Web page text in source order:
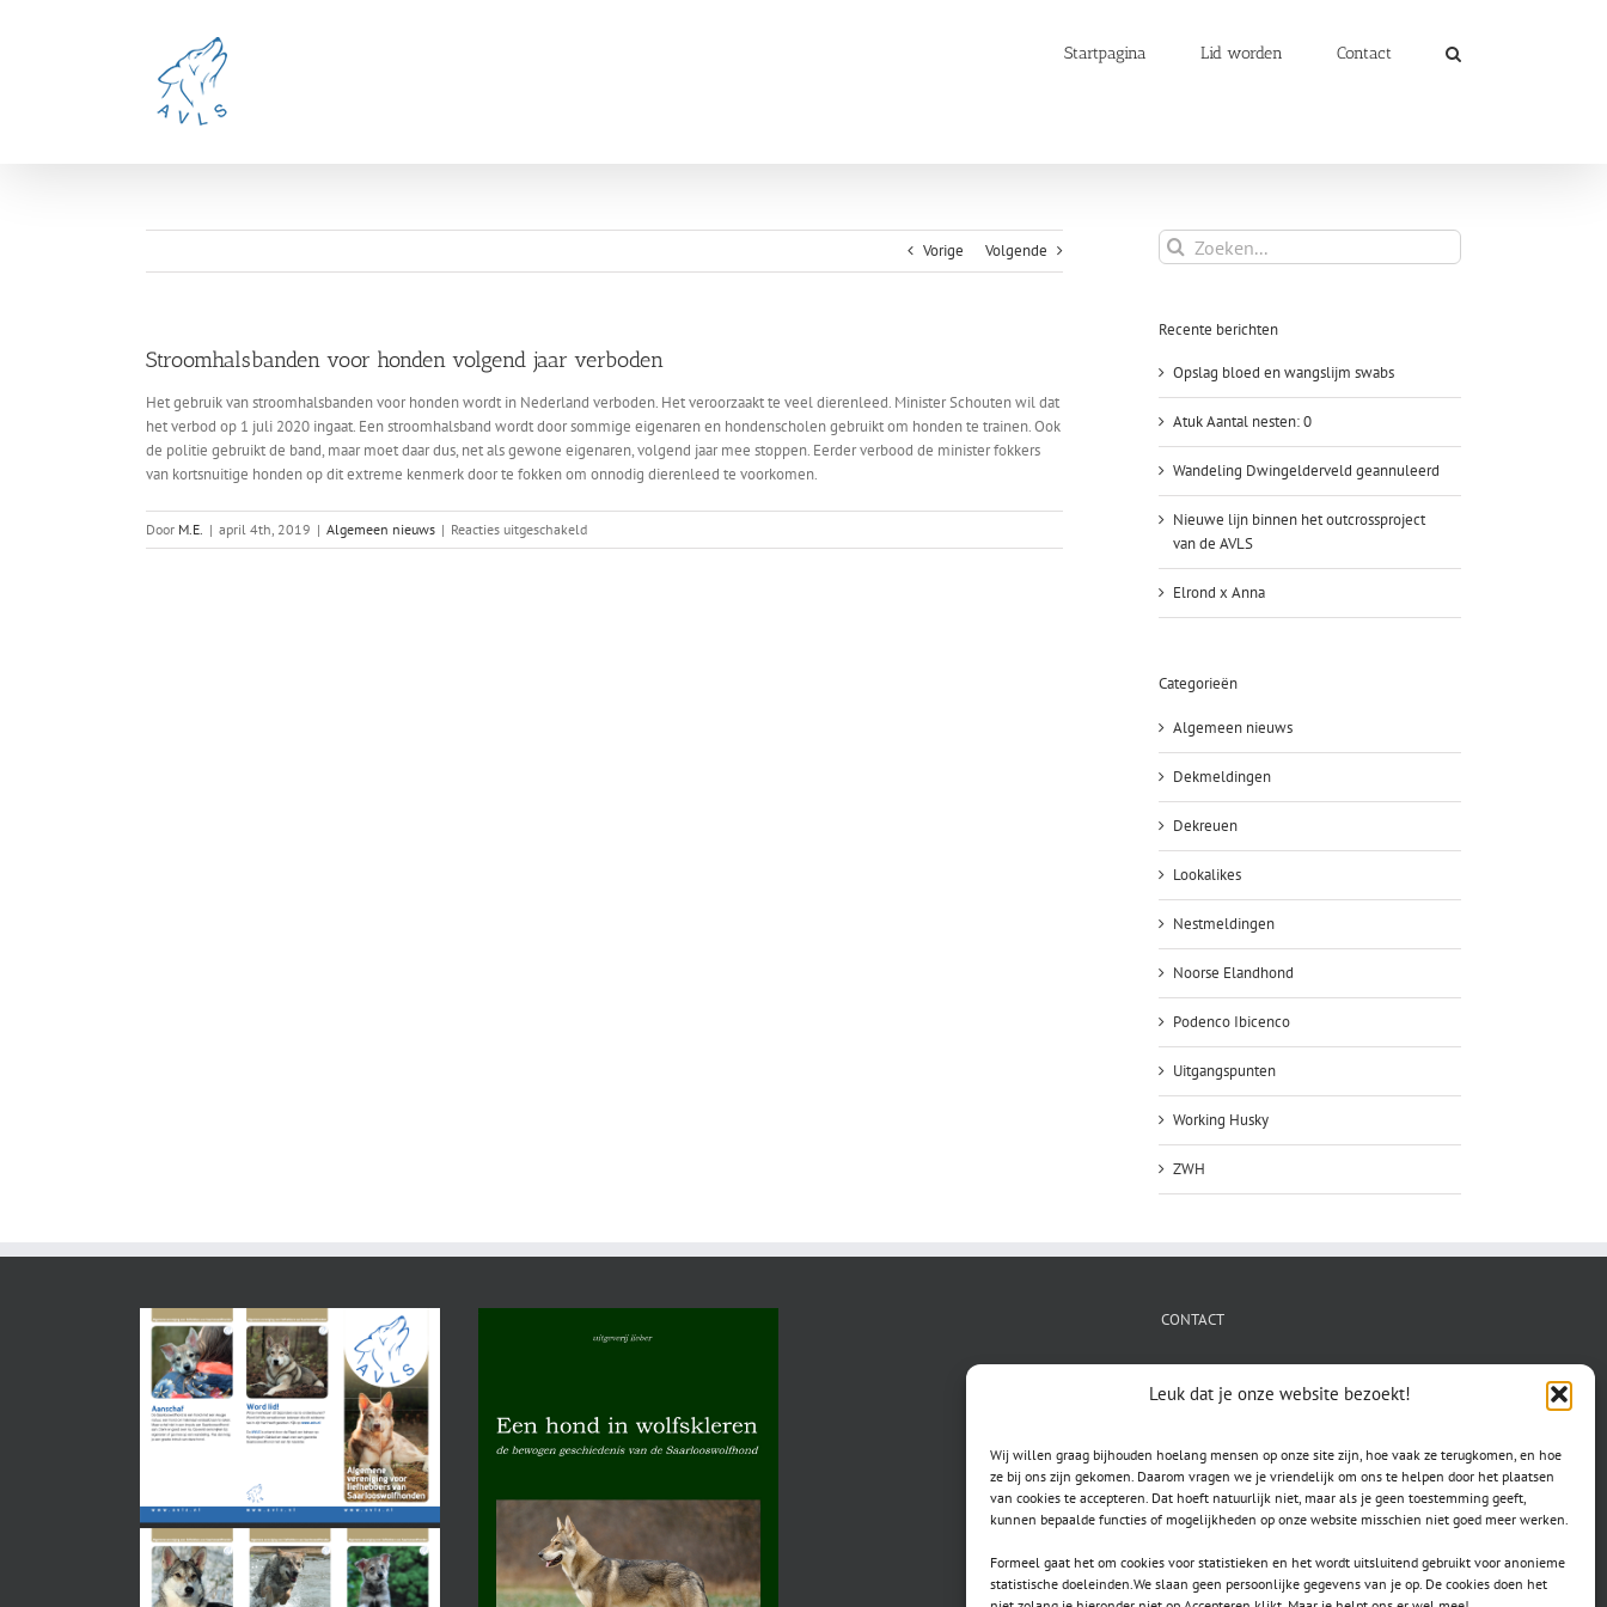
Leuk dat je onze website bezoekt!
Wij willen graag bijhouden hoelang mensen op onze site zijn, hoe vaak ze terugkomen, en hoe
ze bij ons zijn gekomen. Daarom vragen we je vriendelijk om ons te helpen door het plaatsen
van cookies te accepteren. Dat hoeft natuurlijk niet, maar als je geen toestemming geeft,
kunnen bepaalde functies of mogelijkheden op onze website misschien niet goed meer werken.
Formeel gaat het om cookies voor statistieken en het wordt uitsluitend gebruikt voor anonieme
statistische doeleinden.We slaan geen persoonlijke gegevens van je op. De cookies doen het
Startpagina Lid worden Contact
Vorige Volgende
Stroomhalsbanden voor honden volgend jaar verboden
Het gebruik van stroomhalsbanden voor honden wordt in Nederland verboden. Het veroorzaakt te veel dierenleed. Minister Schouten wil dat
het verbod op 1 juli 2020 ingaat. Een stroomhalsband wordt door sommige eigenaren en hondenscholen gebruikt om honden te trainen. Ook
de politie gebruikt de band, maar moet daar dus, net als gewone eigenaren, volgend jaar mee stoppen. Eerder verbood de minister fokkers
van kortsnuitige honden op dit extreme kenmerk door te fokken om onnodig dierenleed te voorkomen.
Door M.E. | april 4th, 2019 | Algemeen nieuws | Reacties uitgeschakeldvoor
Stroomhalsbanden
Zoeken
naar:
Recente berichten
Opslag bloed en wangslijm swabs
Atuk Aantal nesten: 0
Wandeling Dwingelderveld geannuleerd
Nieuwe lijn binnen het outcrossproject
van de AVLS
Elrond x Anna
Categorieën
Algemeen nieuws
Dekmeldingen
Dekreuen
Lookalikes
Nestmeldingen
Noorse Elandhond
Podenco Ibicenco
Uitgangspunten
Working Husky
ZWH
CONTACT